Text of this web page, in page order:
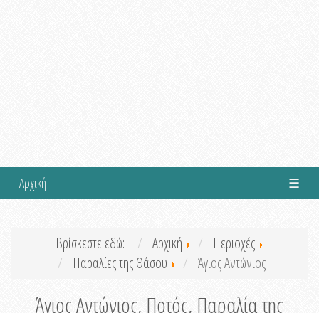
Αρχική ☰
Βρίσκεστε εδώ: Αρχική
Περιοχές
Παραλίες της Θάσου
Άγιος Αντώνιος
Άγιος Αντώνιος, Ποτός, Παραλία της